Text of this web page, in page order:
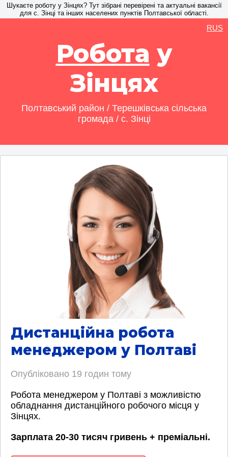
Шукаєте роботу у Зінцях? Тут зібрані перевірені та актуальні вакансії
для с. Зінці та інших населених пунктів Полтавської області.
Робота у
Зінцях
Полтавський район / Терешківська сільська
громада / с. Зінці
RUS
Дистанційна робота
менеджером у Полтаві
Опубліковано 19 годин тому
Робота менеджером у Полтаві з можливістю
обладнання дистанційного робочого місця у
Зінцях.
Зарплата 20-30 тисяч гривень + преміальні.